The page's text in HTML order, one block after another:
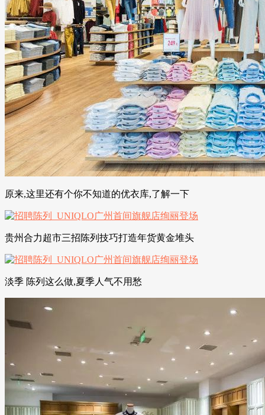
原来,这里还有个你不知道的优衣库,了解一下
贵州合力超市三招陈列技巧打造年货黄金堆头
淡季 陈列这么做,夏季人气不用愁